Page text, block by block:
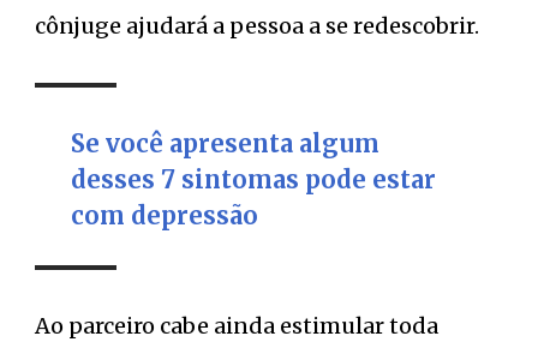
cônjuge ajudará a pessoa a se redescobrir.
Se você apresenta algum
desses 7 sintomas pode estar
com depressão
Ao parceiro cabe ainda estimular toda